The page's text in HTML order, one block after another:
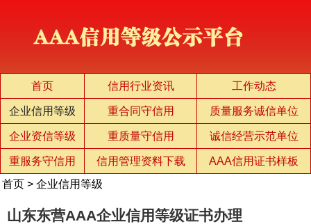
首页 信用行业资讯 工作动态
企业信用等级 重合同守信用 质量服务诚信单位
企业资信等级 重质量守信用 诚信经营示范单位
重服务守信用 信用管理资料下载
AAA信用证书样板
首页 > 企业信用等级
山东东营AAA企业信用等级证书办理